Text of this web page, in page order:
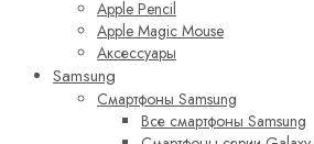
Apple Pencil
Apple Magic Mouse
Аксессуары
Samsung
Смартфоны Samsung
Все смартфоны Samsung